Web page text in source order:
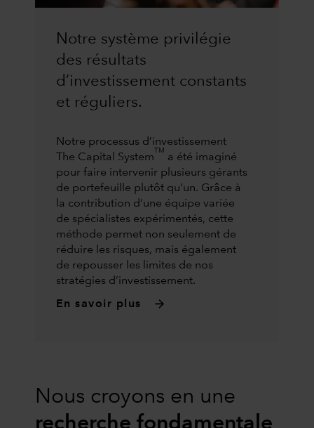
Notre système privilégie
des résultats
d’investissement constants
et réguliers.
Notre processus d’investissement
The Capital System
TM
a été imaginé
pour faire intervenir plusieurs gérants
de portefeuille plutôt qu’un. Grâce à
la contribution d’une équipe variée
de spécialistes expérimentés, cette
méthode permet non seulement de
réduire les risques, mais également
de repousser les limites de nos
stratégies d’investissement.
En savoir plus
Nous croyons en une
recherche fondamentale